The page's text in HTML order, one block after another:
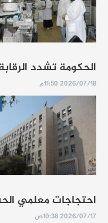
الحكومة تشدد
2026/07/18 11:50م
احتجاجات معلمي
2026/07/17 10:38ص